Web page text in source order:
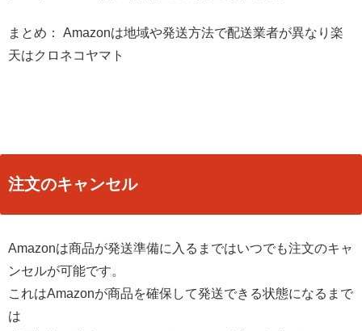
まとめ： Amazonは地域や発送方法で配送業者が異なり楽
天はクロネコヤマト
注文のキャンセル
Amazonは商品が発送準備に入るまではいつでも注文のキャ
ンセルが可能です。
これはAmazonが商品を確保して発送できる状態になるまで
は